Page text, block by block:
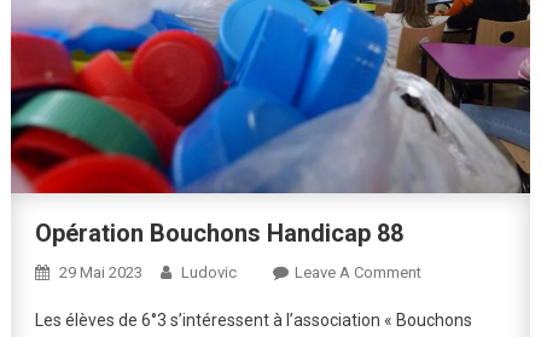
Opération Bouchons Handicap 88
29 Mai 2023 Ludovic Leave A CommentOn
Bouchons
Les élèves de 6°3 s’intéressent à l’association « Bouchons